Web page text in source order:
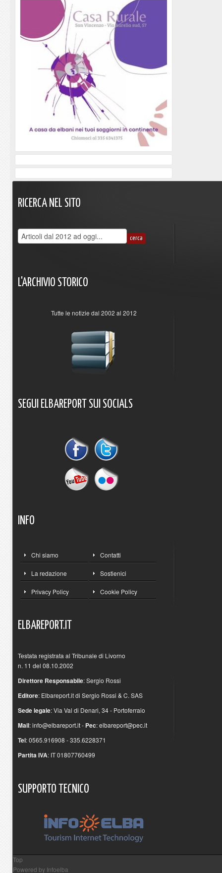
RICERCA NEL SITO
L'ARCHIVIO STORICO
Tutte le notizie dal 2002 al 2012
SEGUI ELBAREPORT SUI SOCIALS
INFO
Chi siamo Contatti
La redazione Sostienici
Privacy Policy Cookie Policy
ELBAREPORT.IT
Testata registrata al Tribunale di Livorno
n. 11 del 08.10.2002
Direttore Responsabile: Sergio Rossi
Editore: Elbareport.it di Sergio Rossi & C. SAS
Sede legale: Via Val di Denari, 34 - Portoferraio
Mail:info@elbareport.it- Pec:elbareport@pec.it
Tel: 0565.916908 - 335.6228371
Partita IVA: IT 01807760499
SUPPORTO TECNICO
Top
Powered by Infoelba